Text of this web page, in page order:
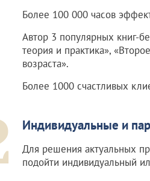
Более 100 000 часов
Автор 3 популярных книг-
теория и практика»,
возраста».
Более 1000 счастливых
Индивидуальные и
Для решения актуальных
подойти индивидуальный